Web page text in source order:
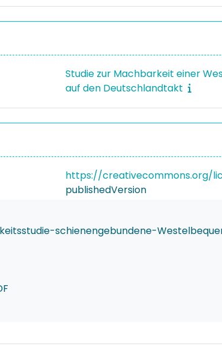
Studie zur Machbarkeit einer
auf den Deutschlandtakt
https://creativecommons.org/
publishedVersion
schienengebundene-